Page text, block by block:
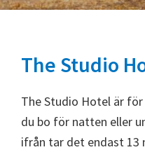
The Studio
The Studio Hotel är
du bo för natten eller
ifrån tar det endast 13